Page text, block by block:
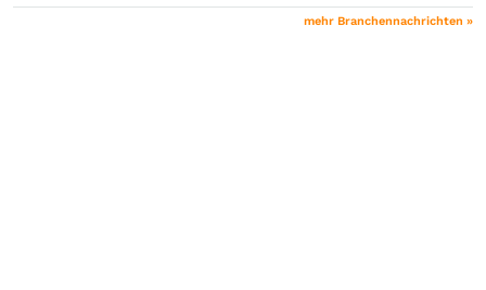
mehr Branchennachrichten »